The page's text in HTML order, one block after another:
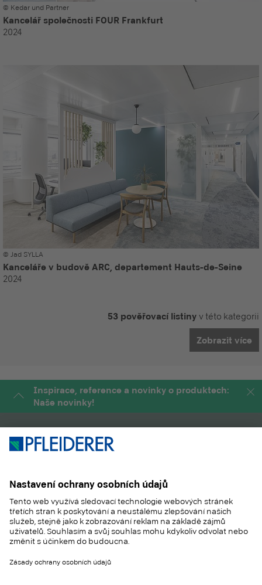
© Kedar und Partner
Kancelář společnosti FOUR Frankfurt
2024
© Jad SYLLA
Kanceláře v budově ARC, departement Hauts-de-Seine
2024
53 pověřovací listiny v této kategorii
Zobrazit více
Inspirace, reference a novinky o produktech:
Naše novinky!
PRODUKTY
APLIKACE
SUSTAINABILITY
MAGAZÍN
SLUŽBY
KONTAKT